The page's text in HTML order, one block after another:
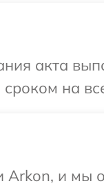
акта
на
и мы